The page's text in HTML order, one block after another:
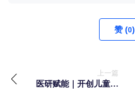
赞 (0)
上一篇
医研赋能｜开创儿童洗